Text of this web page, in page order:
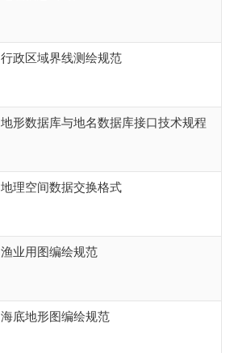
行政区域界线测绘规范
地形数据库与地名数据库接口技术规程
地理空间数据交换格式
渔业用图编绘规范
海底地形图编绘规范